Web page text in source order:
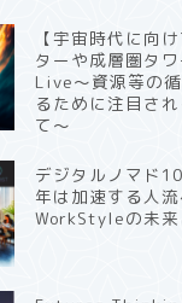
【宇宙時代に向
ターや成層圏タ
Live〜資源等の
るために注目さ
て〜
デジタルノマド
年は加速する人
WorkStyleの未来